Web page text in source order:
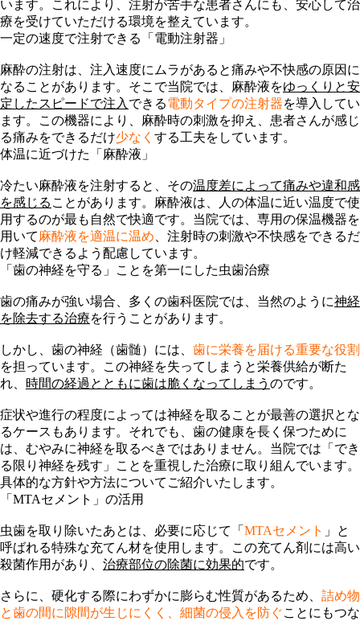
います。これにより、注射が苦手な患者さんにも、安心して治
療を受けていただける環境を整えています。
一定の速度で注射できる「電動注射器」
麻酔の注射は、注入速度にムラがあると痛みや不快感の原因に
なることがあります。そこで当院では、麻酔液をゆっくりと安
定したスピードで注入 できる電動タイプの注射器を導入してい
ます。この機器により、麻酔時の刺激を抑え、患者さんが感じ
る痛みをできるだけ少なく する工夫をしています。
体温に近づけた「麻酔液」
冷たい麻酔液を注射すると、その温度差によって痛みや違和感
を感じる ことがあります。麻酔液は、人の体温に近い温度で使
用するのが最も自然で快適です。当院では、専用の保温機器を
用いて麻酔液を適温に温め
注射時の刺激や不快感をできるだ
け軽減できるよう配慮しています。
「歯の神経を守る」ことを第一にした虫歯治療
歯の痛みが強い場合、多くの歯科医院では、当然のように神経
を除去する治療を行うことがあります。
しかし、 歯の神経（歯髄） には、 歯に栄養を届ける重要な役割
を担っています。この神経を失ってしまうと栄養供給が断た
れ、 時間の経過とともに歯は脆くなってしまう のです。
症状や進行の程度によっては神経を取ることが最善の選択とな
るケースもあります。それでも、歯の健康を長く保つために
は、むやみに神経を取るべきではありません。当院では「 でき
る限り神経を残す 」ことを重視した治療に取り組んでいます。
具体的な方針や方法についてご紹介いたします。
「MTAセメント」の活用
虫歯を取り除いたあとは、必要に応じて「 MTAセメント 」と
呼ばれる特殊な充てん材を使用します。この充てん剤には高い
殺菌作用 があり、 治療部位の除菌に効果的です。
さらに、硬化する際にわずかに膨らむ性質があるため、 詰め物
と歯の間に隙間が生じにくく、細菌の侵入を防ぐことにもつな